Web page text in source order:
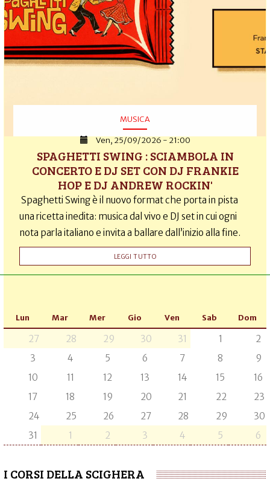
MUSICA
Ven, 25/09/2026 - 21:00
SPAGHETTI SWING : SCIAMBOLA IN
CONCERTO E DJ SET CON DJ FRANKIE
HOP E DJ ANDREW ROCKIN'
Spaghetti Swing è il nuovo format che porta in pista
una ricetta inedita: musica dal vivo e DJ set in cui ogni
nota parla italiano e invita a ballare dall’inizio alla fine.
LEGGI TUTTO
Lun Mar Mer Gio Ven Sab Dom
27 28 29 30 31 1
2
3
4 5 6 7 8
9
10
11 12 13 14 15
16
17
18 19 20 21 22
23
24
25 26 27 28 29
30
31
1 2 3 4 5 6
I CORSI DELLA SCIGHERA